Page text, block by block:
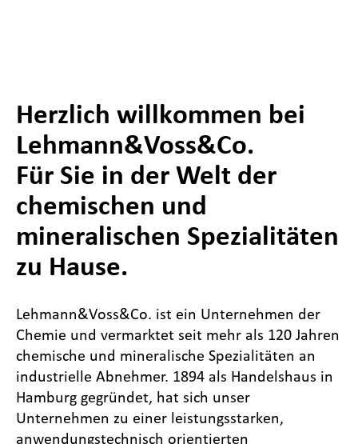
Herzlich willkommen bei
Lehmann&Voss&Co.
Für Sie in der Welt der
chemischen und
mineralischen Spezialitäten
zu Hause.
Lehmann&Voss&Co. ist ein Unternehmen der
Chemie und vermarktet seit mehr als 120 Jahren
chemische und mineralische Spezialitäten an
industrielle Abnehmer. 1894 als Handelshaus in
Hamburg gegründet, hat sich unser
Unternehmen zu einer leistungsstarken,
anwendungstechnisch orientierten